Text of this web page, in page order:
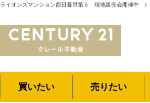
ライオンズマンション西日暮里第５ 現地販売会開催中 ♪
買いたい 売りたい